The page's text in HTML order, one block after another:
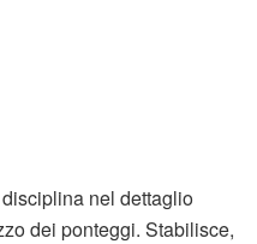
nel dettaglio
dei ponteggi. Stabilisce,